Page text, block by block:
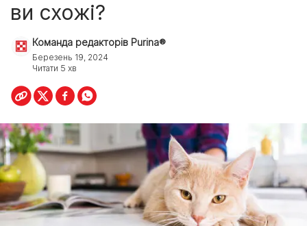
ви схожі?
Команда редакторів Purina®
Березень 19, 2024
Читати 5 хв